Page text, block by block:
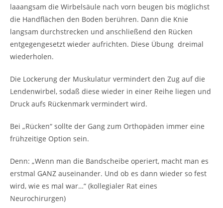
laaangsam die Wirbelsäule nach vorn beugen bis möglichst
die Handflächen den Boden berühren. Dann die Knie
langsam durchstrecken und anschließend den Rücken
entgegengesetzt wieder aufrichten. Diese Übung dreimal
wiederholen.
Die Lockerung der Muskulatur vermindert den Zug auf die
Lendenwirbel, sodaß diese wieder in einer Reihe liegen und
Druck aufs Rückenmark vermindert wird.
Bei „Rücken“ sollte der Gang zum Orthopäden immer eine
frühzeitige Option sein.
Denn: „Wenn man die Bandscheibe operiert, macht man es
erstmal GANZ auseinander. Und ob es dann wieder so fest
wird, wie es mal war…“ (kollegialer Rat eines
Neurochirurgen)